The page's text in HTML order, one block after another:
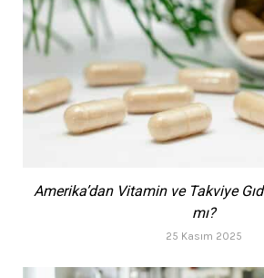
Amerika’dan Vitamin ve Takviye
mı?
25 Kasım 2025